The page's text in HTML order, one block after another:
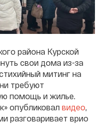
района Курской
свои дома из-за
митинг на
требуют
помощь и жилье.
опубликовал видео,
разговаривает врио